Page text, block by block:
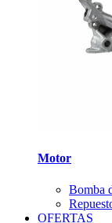
Motor
Bomba
OFERTAS